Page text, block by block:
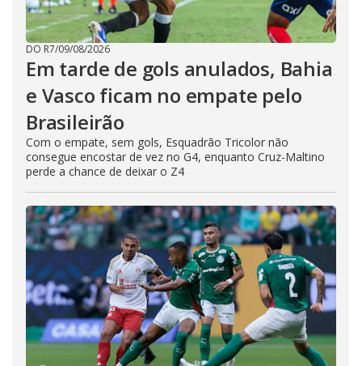
DO R7/09/08/2026
Em tarde de gols anulados, Bahia
e Vasco ficam no empate pelo
Brasileirão
Com o empate, sem gols, Esquadrão Tricolor não
consegue encostar de vez no G4, enquanto Cruz-Maltino
perde a chance de deixar o Z4